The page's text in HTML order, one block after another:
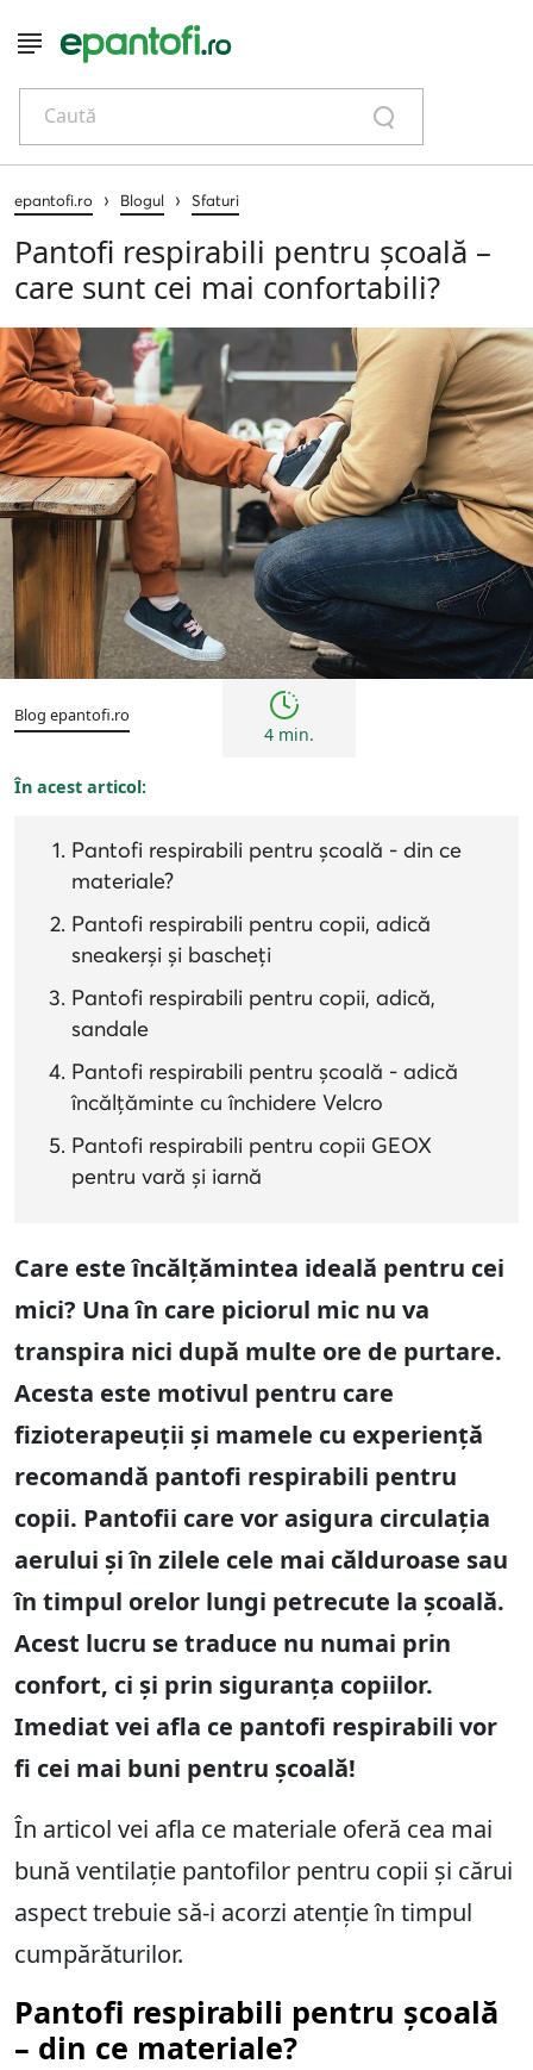
Caută
epantofi.ro › Blogul › Sfaturi
Pantofi respirabili pentru școală –
care sunt cei mai confortabili?
Sfaturi
Blog epantofi.ro
4 min.
În acest articol:
Pantofi respirabili pentru școală - din ce
materiale?
Pantofi respirabili pentru copii, adică
sneakerși și bascheți
Pantofi respirabili pentru copii, adică,
sandale
Pantofi respirabili pentru școală - adică
încălțăminte cu închidere Velcro
Pantofi respirabili pentru copii GEOX
pentru vară și iarnă
Care este încălțămintea ideală pentru cei
mici? Una în care piciorul mic nu va
transpira nici după multe ore de purtare.
Acesta este motivul pentru care
fizioterapeuții și mamele cu experiență
recomandă pantofi respirabili pentru
copii. Pantofii care vor asigura circulația
aerului și în zilele cele mai călduroase sau
în timpul orelor lungi petrecute la școală.
Acest lucru se traduce nu numai prin
confort, ci și prin siguranța copiilor.
Imediat vei afla ce pantofi respirabili vor
fi cei mai buni pentru școală!
În articol vei afla ce materiale oferă cea mai
bună ventilație pantofilor pentru copii și cărui
aspect trebuie să-i acorzi atenție în timpul
cumpărăturilor.
Pantofi respirabili pentru școală
– din ce materiale?